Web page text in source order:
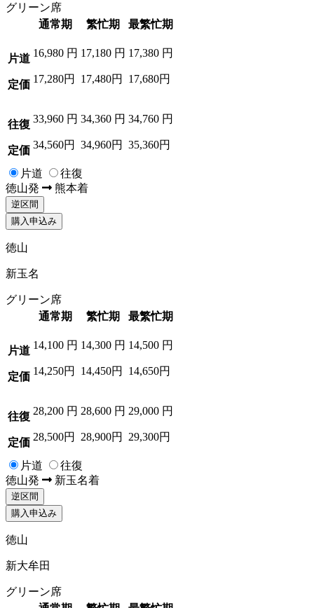
グリーン席
通常期
繁忙期 最繁忙期
片道
定価
16,980 円
17,280円
17,180 円
17,480円
17,380 円
17,680円
往復
定価
33,960 円
34,560円
34,360 円
34,960円
34,760 円
35,360円
片道
往復
徳山発 熊本着
逆区間
購入申込み
徳山
新玉名
グリーン席
通常期
繁忙期 最繁忙期
片道
定価
14,100 円
14,250円
14,300 円
14,450円
14,500 円
14,650円
往復
定価
28,200 円
28,500円
28,600 円
28,900円
29,000 円
29,300円
片道
往復
徳山発 新玉名着
逆区間
購入申込み
徳山
新大牟田
グリーン席